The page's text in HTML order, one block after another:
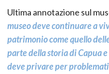
Ultima annotazione sul
museo deve continuare a
patrimonio come quello
parte della storia di Capua
deve privare per